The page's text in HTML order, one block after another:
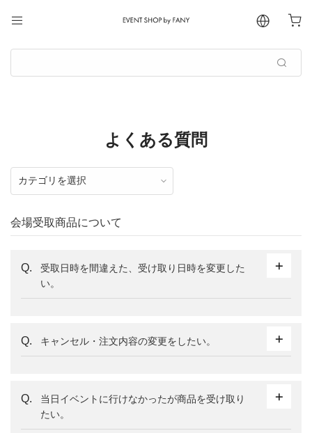
よくある質問
会場受取商品について
受取日時を間違えた、受け取り日時を変更した
い。
キャンセル・注文内容の変更をしたい。
当日イベントに行けなかったが商品を受け取り
たい。